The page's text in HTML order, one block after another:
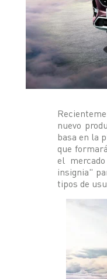
nuevo
basa en la
que
el
insignia"
tipos de